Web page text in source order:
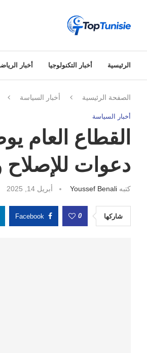
الرئيسية أخبار التكنولوجيا أخبار
الصفحة الرئيسية أخبار السياسة
أخبار السياسة
دعوات للإصلاح
كتبه Youssef Benali أبريل 14, 2025
شاركها 0
Facebook